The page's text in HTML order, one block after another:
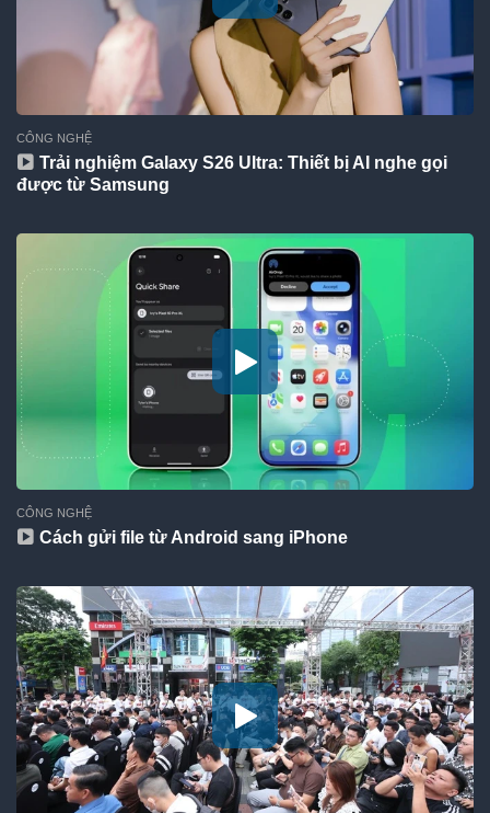
CÔNG NGHỆ
Trải nghiệm Galaxy S26 Ultra: Thiết bị AI nghe gọi
được từ Samsung
CÔNG NGHỆ
Cách gửi file từ Android sang iPhone